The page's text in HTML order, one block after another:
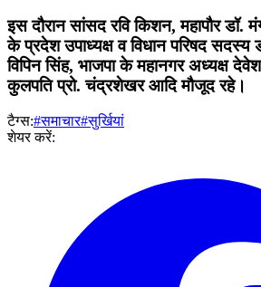
इस दौरान सांसद रवि किशन, महापौर डॉ.
के प्रदेश उपाध्यक्ष व विधान परिषद सदस्य
विपिन सिंह, भाजपा के महानगर अध्यक्ष देवेश
कुलपति प्रो. चंद्रशेखर आदि मौजूद रहे।
टैग्स:#समाचार#सुर्खियां
शेयर करें: